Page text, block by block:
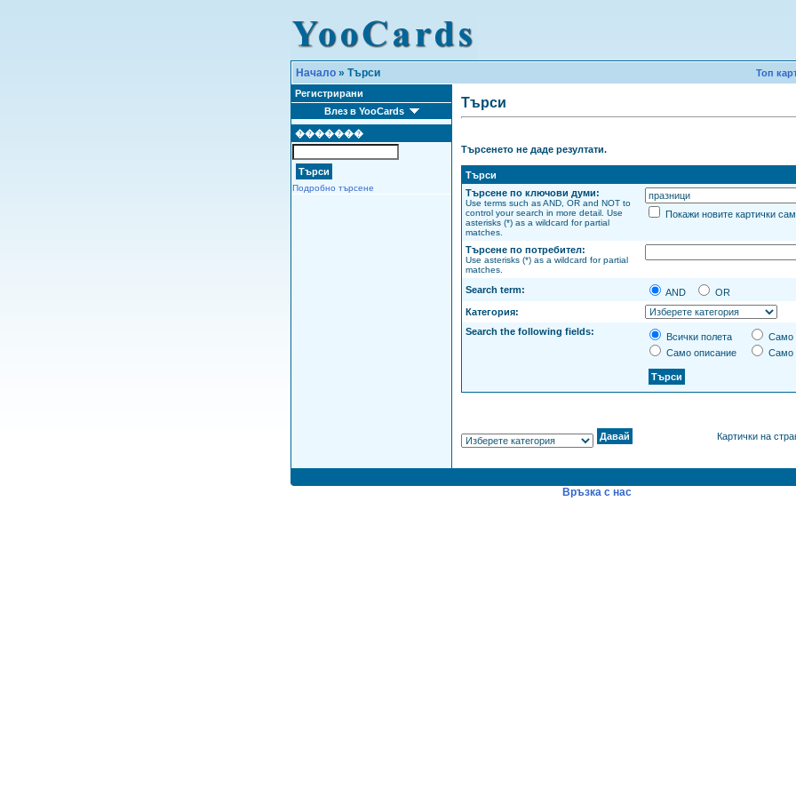
Начало » Търси Топ
Регистрирани
Влез в YooCards
�������
Подробно търсене
Търси
Търсенето не даде резултати.
Търси
Търсене по ключови думи:
Use terms such as AND, OR and NOT to
control your search in more detail. Use
asterisks (*) as a wildcard for partial
matches.
Покажи новите картички
Търсене по потребител:
Use asterisks (*) as a wildcard for partial
matches.
Search term: AND
OR
Категория:
Search the following fields:
Всички полета
Само
Само описание
Само
Картички на
Връзка с нас